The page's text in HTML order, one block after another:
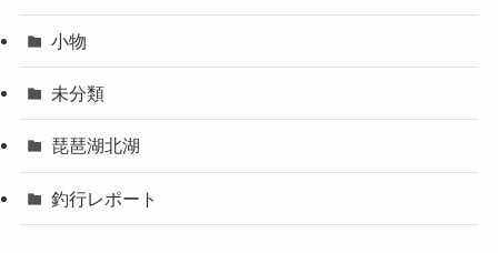
小物
未分類
琵琶湖北湖
釣行レポート